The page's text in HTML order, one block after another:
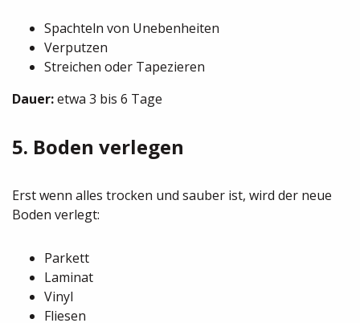
Spachteln von Unebenheiten
Verputzen
Streichen oder Tapezieren
Dauer:etwa 3 bis 6 Tage
5. Boden verlegen
Erst wenn alles trocken und sauber ist, wird der neue
Boden verlegt:
Parkett
Laminat
Vinyl
Fliesen